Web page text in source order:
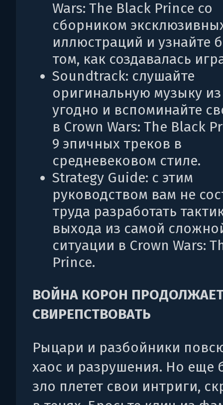
Wars: The Black Prince со
сборником
иллюстраций и узнайте
том, как создавалась
Soundtrack: слушайте
оригинальную музыку
угодно и вспоминайте
в Crown Wars: The Black
9 эпичных треков в
средневековом стиле.
Strategy Guide: с этим
руководством вам не
труда разработать
выхода из самой
ситуации в Crown Wars:
Prince.
ВОЙНА КОРОН
СВИРЕПСТВОВАТЬ
Рыцари и разбойники
хаос и разрушения. Но еще
зло плетет свои интриги,